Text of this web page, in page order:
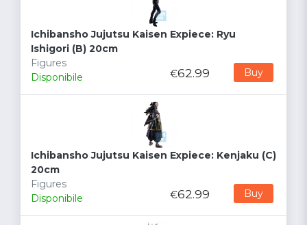
Ichibansho Jujutsu Kaisen Expiece: Ryu
Ishigori (B) 20cm
Figures
Disponibile
€62.99 Buy
Ichibansho Jujutsu Kaisen Expiece: Kenjaku (C)
20cm
Figures
Disponibile
€62.99 Buy